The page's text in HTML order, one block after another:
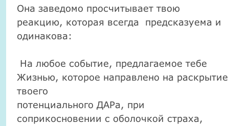
Она заведомо просчитывает твою
реакцию, которая всегда предсказуема и
одинакова:
На любое событие, предлагаемое тебе
Жизнью, которое направлено на раскрытие
твоего
потенциального ДАРа, при
соприкосновении с оболочкой страха,